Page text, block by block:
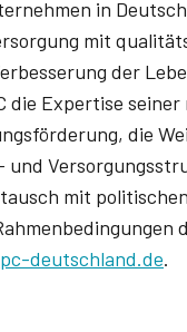
in
mit
der
Expertise seiner
die
und
mit
deutschland.de.